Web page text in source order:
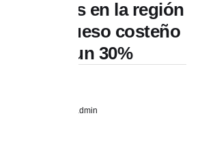
bolsillos en la región
del queso costeño
en un 30%
admin